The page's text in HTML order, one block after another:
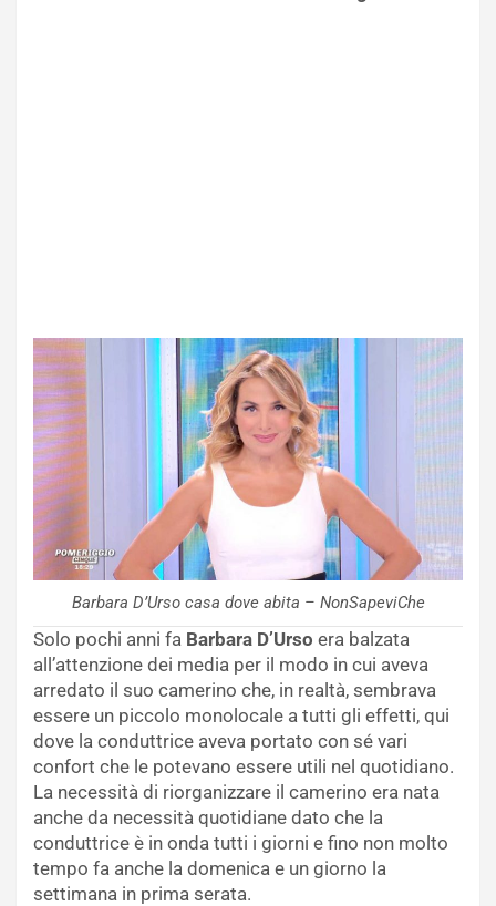
Barbara D’Urso casa dove abita – NonSapeviChe
Solo pochi anni fa Barbara D’Urso era balzata
all’attenzione dei media per il modo in cui aveva
arredato il suo camerino che, in realtà, sembrava
essere un piccolo monolocale a tutti gli effetti, qui
dove la conduttrice aveva portato con sé vari
confort che le potevano essere utili nel quotidiano.
La necessità di riorganizzare il camerino era nata
anche da necessità quotidiane dato che la
conduttrice è in onda tutti i giorni e fino non molto
tempo fa anche la domenica e un giorno la
settimana in prima serata.